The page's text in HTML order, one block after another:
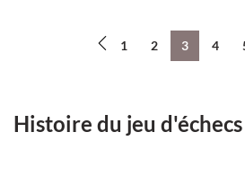
1 2 3 4
Histoire du jeu